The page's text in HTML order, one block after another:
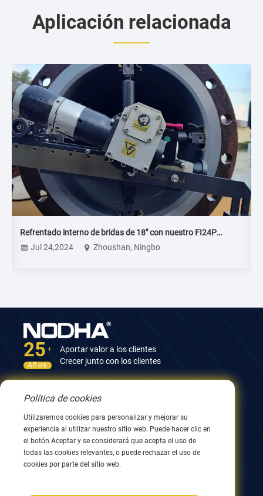
Aplicación relacionada
Refrentado interno de bridas de 18″ con nuestro FI24P
Dammam – Arabia Saudita
Jul 24,2024 Zhoushan, Ningbo
25 +
Años
Aportar valor a los clientes
Crecer junto con los clientes
Contáctenos
Edificio 12, n.º 9, calle Xingyang, Wuxi 214082, Jiangsu,
China
0086 510 8580 8562
0086 152 5144 1199
Política de cookies
Utilizaremos cookies para personalizar y mejorar su
experiencia al utilizar nuestro sitio web. Puede hacer clic en
el botón Aceptar y se considerará que acepta el uso de
todas las cookies relevantes, o puede rechazar el uso de
cookies por parte del sitio web.